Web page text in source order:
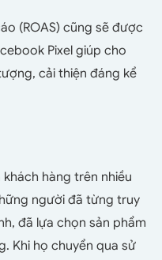
(ROAS) cũng sẽ được
Pixel giúp cho
cải thiện đáng kể
hàng trên nhiều
người đã từng truy
đã lựa chọn sản phẩm
Khi họ chuyển qua sử